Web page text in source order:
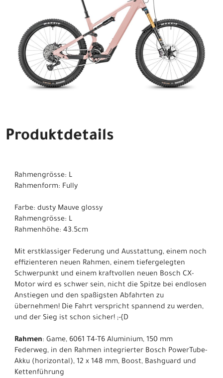
Produktdetails
Rahmengrösse: L
Rahmenform: Fully
Farbe: dusty Mauve glossy
Rahmengrösse: L
Rahmenhöhe: 43.5cm
Mit erstklassiger Federung und Ausstattung, einem noch
effizienteren neuen Rahmen, einem tiefergelegten
Schwerpunkt und einem kraftvollen neuen Bosch CX-
Motor wird es schwer sein, nicht die Spitze bei endlosen
Anstiegen und den spaßigsten Abfahrten zu
übernehmen! Die Fahrt verspricht spannend zu werden,
und der Sieg ist schon sicher! ;-{D
Rahmen: Game, 6061 T4-T6 Aluminium, 150 mm
Federweg, in den Rahmen integrierter Bosch PowerTube-
Akku (horizontal), 12 x 148 mm, Boost, Bashguard und
Kettenführung